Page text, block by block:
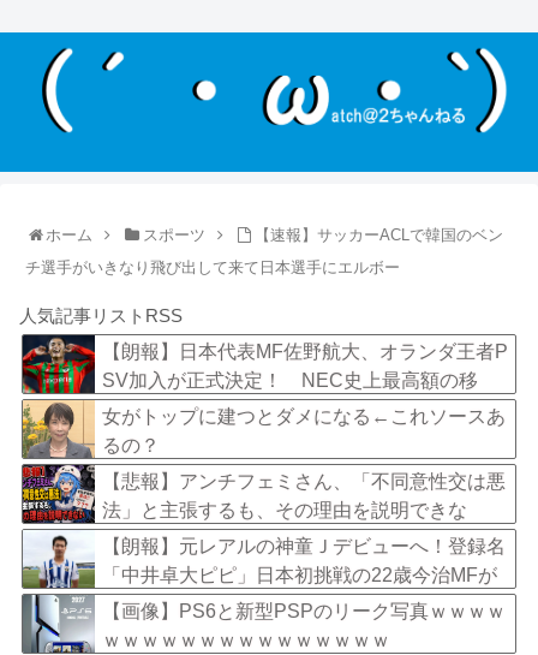
ホーム スポーツ
【速報】サッカーACLで韓国のベン
チ選手がいきなり飛び出して来て日本選手にエルボー
人気記事リストRSS
【朗報】日本代表MF佐野航大、オランダ王者P
SV加入が正式決定！ NEC史上最高額の移
籍、最大約31億円か！！
女がトップに建つとダメになる←これソースあ
るの？
【悲報】アンチフェミさん、「不同意性交は悪
法」と主張するも、その理由を説明できな
い……
【朗報】元レアルの神童Ｊデビューへ！登録名
「中井卓大ピピ」日本初挑戦の22歳今治MFが
開幕戦に先発
【画像】PS6と新型PSPのリーク写真ｗｗｗｗ
ｗｗｗｗｗｗｗｗｗｗｗｗｗｗｗ